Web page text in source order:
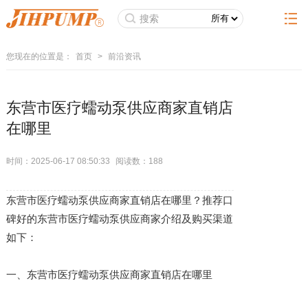
您现在的位置是： 首页 > 前沿资讯
东营市医疗蠕动泵供应商家直销店
在哪里
时间：2025-06-17 08:50:33 阅读数： 188
东营市医疗蠕动泵供应商家直销店在哪里？推荐口
碑好的东营市医疗蠕动泵供应商家介绍及购买渠道
如下：
一、东营市医疗蠕动泵供应商家直销店在哪里